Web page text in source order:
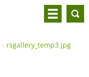
rsgallery_temp3.jpg